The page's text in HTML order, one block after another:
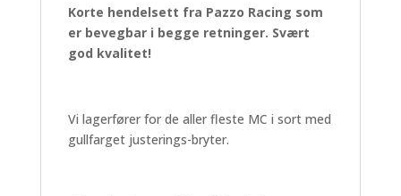
Korte hendelsett fra Pazzo Racing som
er bevegbar i begge retninger. Svært
god kvalitet!
Vi lagerfører for de aller fleste MC i sort med
gullfarget justerings-bryter.